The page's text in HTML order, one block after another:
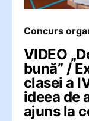
Concurs
VIDEO
bună” /
clasei a
ideea de
ajuns la